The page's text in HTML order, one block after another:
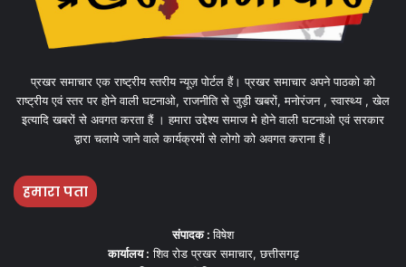
प्रखर समाचार एक राष्ट्रीय स्तरीय न्यूज़ पोर्टल हैं। प्रखर समाचार अपने पाठको को
राष्ट्रीय एवं स्तर पर होने वाली घटनाओ, राजनीति से जुड़ी खबरों, मनोरंजन , स्वास्थ्य , खेल
इत्यादि खबरों से अवगत करता हैं । हमारा उद्देश्य समाज मे होने वाली घटनाओ एवं सरकार
द्वारा चलाये जाने वाले कार्यक्रमों से लोगो को अवगत कराना हैं।
हमारा पता
संपादक :विषेश
कार्यालय : शिव रोड प्रखर समाचार, छत्तीसगढ़